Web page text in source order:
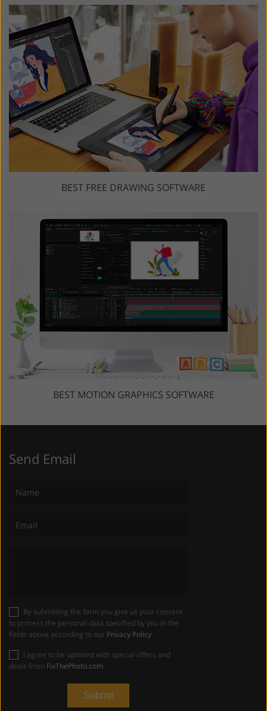
BEST FREE DRAWING SOFTWARE
BEST MOTION GRAPHICS SOFTWARE
Send Email
to process the personal data specified by you in the
fields above according to our Privacy Policy
deals from FixThePhoto.com